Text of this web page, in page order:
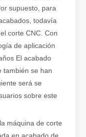
un método de corte
supuesto, para
todavía
corte CNC. Con
de aplicación
El acabado
también se han
será se
sobre este
máquina de corte